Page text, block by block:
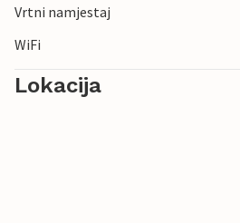
Vrtni namjestaj
WiFi
Lokacija